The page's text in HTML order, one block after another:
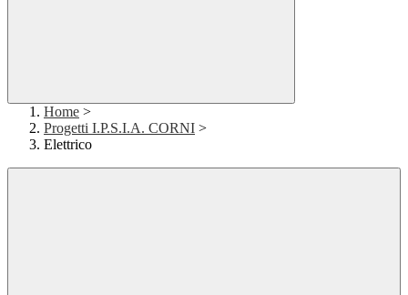
Home >
Progetti I.P.S.I.A. CORNI >
Elettrico